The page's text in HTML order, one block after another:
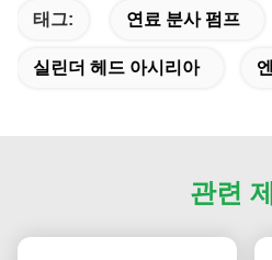
태그: 연료 분사 펌프
실린더 헤드 아시리아
관련